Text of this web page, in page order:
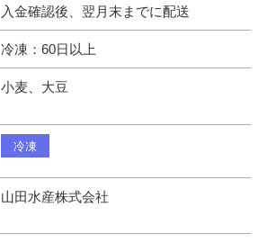
入金確認後、翌月末までに配送
冷凍：60日以上
小麦、大豆
冷凍
山田水産株式会社